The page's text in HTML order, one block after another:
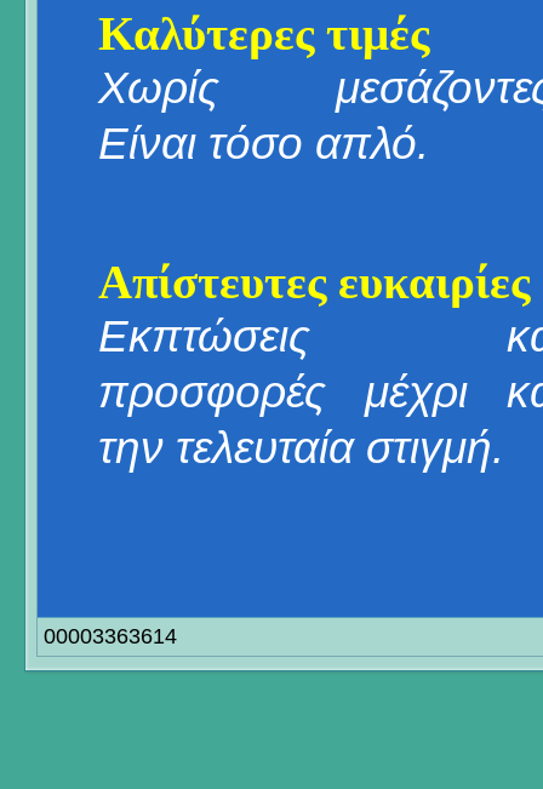
Καλύτερες τιμές
Χωρίς
Είναι τόσο απλό.
Απίστευτες ευκαιρίες
Εκπτώσεις
προσφορές μέχρι
την τελευταία στιγμή.
00003363614